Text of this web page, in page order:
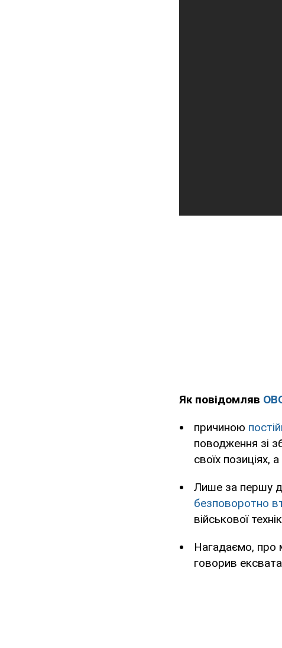
Як повідомляв
причиною
поводження зі
своїх позиціях,
Лише за першу
безповоротно
військової
Нагадаємо, про
говорив